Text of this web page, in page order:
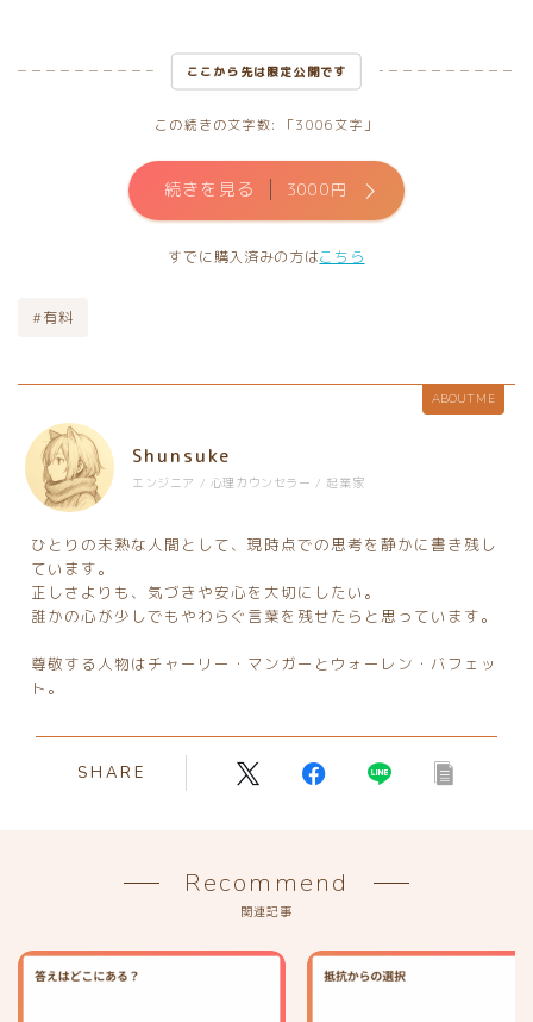
ここから先は限定公開です
この続きの文字数: 「3006文字」
続きを見る 3000円
すでに購入済みの方はこちら
#有料
ABOUT ME
Shunsuke
エンジニア / 心理カウンセラー / 起業家
ひとりの未熟な人間として、現時点での思考を静かに書き残し
ています。
正しさよりも、気づきや安心を大切にしたい。
誰かの心が少しでもやわらぐ言葉を残せたらと思っています。
尊敬する人物はチャーリー・マンガーとウォーレン・バフェッ
ト。
SHARE
Recommend
関連記事